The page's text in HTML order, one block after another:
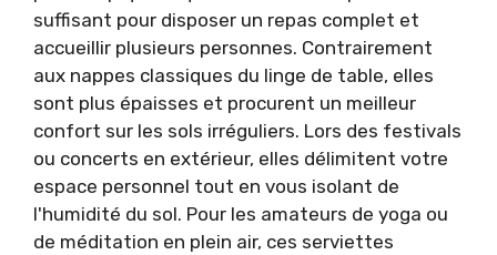
suffisant pour disposer un repas complet et
accueillir plusieurs personnes. Contrairement
aux nappes classiques du linge de table, elles
sont plus épaisses et procurent un meilleur
confort sur les sols irréguliers. Lors des festivals
ou concerts en extérieur, elles délimitent votre
espace personnel tout en vous isolant de
l'humidité du sol. Pour les amateurs de yoga ou
de méditation en plein air, ces serviettes